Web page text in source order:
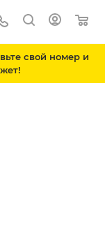
свой номер и